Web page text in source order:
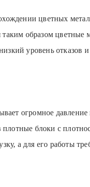
цветных
образом цветные
уровень отказов
огромное
блоки с
а для его работы